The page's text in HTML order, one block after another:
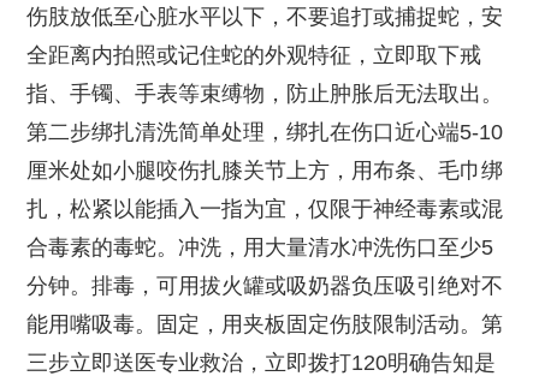
伤肢放低至心脏水平以下，不要追打或捕捉蛇，安
全距离内拍照或记住蛇的外观特征，立即取下戒
指、手镯、手表等束缚物，防止肿胀后无法取出。
第二步绑扎清洗简单处理，绑扎在伤口近心端5-10
厘米处如小腿咬伤扎膝关节上方，用布条、毛巾绑
扎，松紧以能插入一指为宜，仅限于神经毒素或混
合毒素的毒蛇。冲洗，用大量清水冲洗伤口至少5
分钟。排毒，可用拔火罐或吸奶器负压吸引绝对不
能用嘴吸毒。固定，用夹板固定伤肢限制活动。第
三步立即送医专业救治，立即拨打120明确告知是